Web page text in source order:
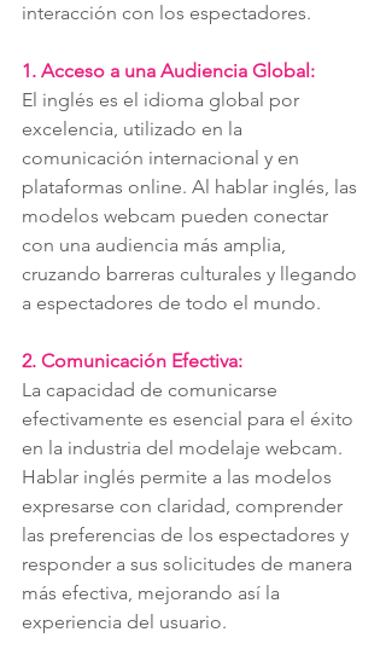
interacción con los espectadores.
1. Acceso a una Audiencia Global:
El inglés es el idioma global por
excelencia, utilizado en la
comunicación internacional y en
plataformas online. Al hablar inglés, las
modelos webcam pueden conectar
con una audiencia más amplia,
cruzando barreras culturales y llegando
a espectadores de todo el mundo.
2. Comunicación Efectiva:
La capacidad de comunicarse
efectivamente es esencial para el éxito
en la industria del modelaje webcam.
Hablar inglés permite a las modelos
expresarse con claridad, comprender
las preferencias de los espectadores y
responder a sus solicitudes de manera
más efectiva, mejorando así la
experiencia del usuario.